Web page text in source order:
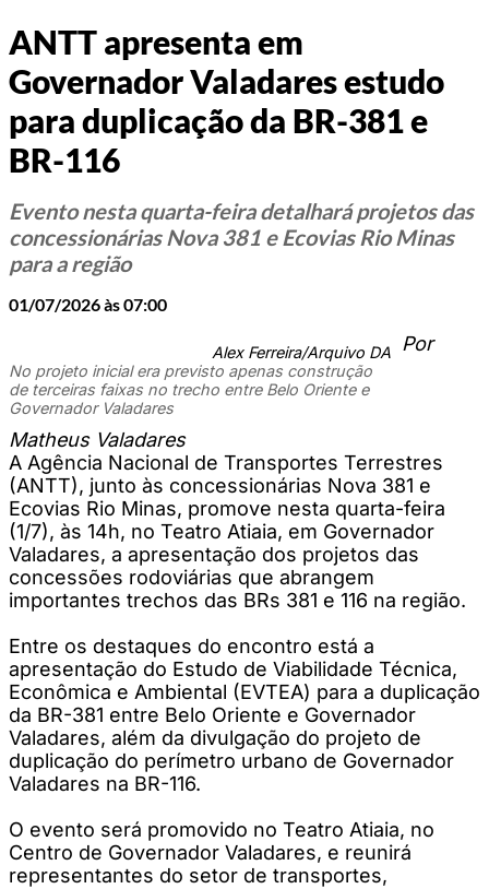
ANTT apresenta em
Governador Valadares estudo
para duplicação da BR-381 e
BR-116
Evento nesta quarta-feira detalhará projetos das
concessionárias Nova 381 e Ecovias Rio Minas
para a região
01/07/2026 às 07:00
Alex Ferreira/Arquivo DA
No projeto inicial era previsto apenas construção
de terceiras faixas no trecho entre Belo Oriente e
Governador Valadares
Por
Matheus Valadares
A Agência Nacional de Transportes Terrestres
(ANTT), junto às concessionárias Nova 381 e
Ecovias Rio Minas, promove nesta quarta-feira
(1/7), às 14h, no Teatro Atiaia, em Governador
Valadares, a apresentação dos projetos das
concessões rodoviárias que abrangem
importantes trechos das BRs 381 e 116 na região.
Entre os destaques do encontro está a
apresentação do Estudo de Viabilidade Técnica,
Econômica e Ambiental (EVTEA) para a duplicação
da BR-381 entre Belo Oriente e Governador
Valadares, além da divulgação do projeto de
duplicação do perímetro urbano de Governador
Valadares na BR-116.
O evento será promovido no Teatro Atiaia, no
Centro de Governador Valadares, e reunirá
representantes do setor de transportes,